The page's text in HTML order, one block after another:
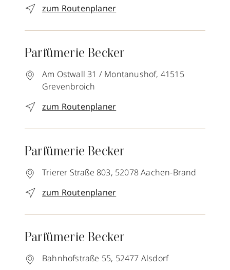
zum Routenplaner
Parfümerie Becker
Am Ostwall 31 / Montanushof, 41515
Grevenbroich
zum Routenplaner
Parfümerie Becker
Trierer Straße 803, 52078Aachen-Brand
zum Routenplaner
Parfümerie Becker
Bahnhofstraße 55, 52477 Alsdorf